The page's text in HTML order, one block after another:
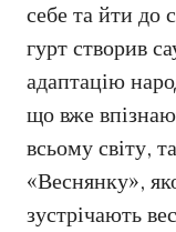
себе та йти до
гурт створив
адаптацію
що вже
всьому світу,
«Веснянку»,
зустрічають